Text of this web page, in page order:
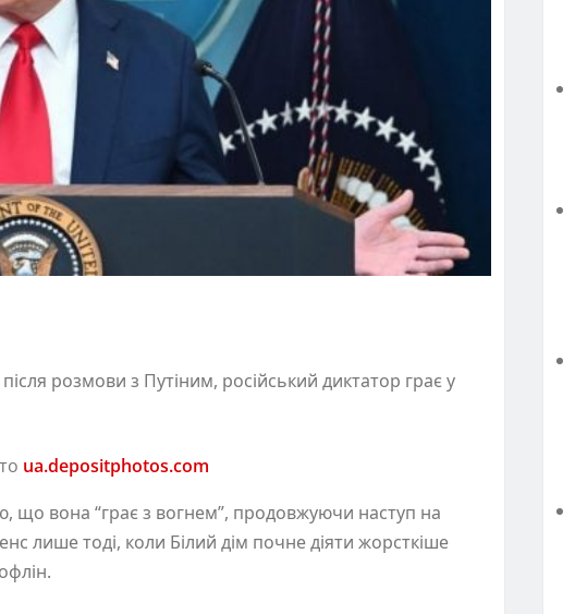
розмови з Путіним, російський диктатор грає у
ua.depositphotos.com
що вона “грає з вогнем”, продовжуючи наступ на
лише тоді, коли Білий дім почне діяти жорсткіше